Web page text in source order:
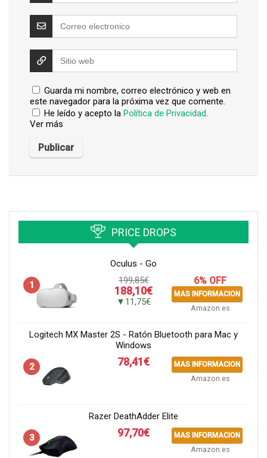
Guarda mi nombre, correo electrónico y web en
este navegador para la próxima vez que comente.
He leído y acepto la Política de Privacidad.
Ver más
PRICE DROPS
Oculus - Go
1
199,85€
188,10€
▼11,75€
6% OFF
MAS INFORMACION
Amazon.es
Logitech MX Master 2S - Ratón Bluetooth para Mac y
Windows
2
78,41€ MAS INFORMACION
Amazon.es
Razer DeathAdder Elite
3
97,70€ MAS INFORMACION
Amazon.es